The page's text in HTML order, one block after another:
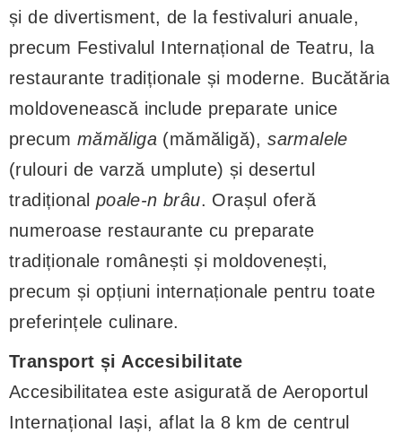
și de divertisment, de la festivaluri anuale,
precum Festivalul Internațional de Teatru, la
restaurante tradiționale și moderne. Bucătăria
moldovenească include preparate unice
precum mămăliga (mămăligă),sarmalele
(rulouri de varză umplute) și desertul
tradițional poale-n brâu. Orașul oferă
numeroase restaurante cu preparate
tradiționale românești și moldovenești,
precum și opțiuni internaționale pentru toate
preferințele culinare.
Transport și Accesibilitate
Accesibilitatea este asigurată de Aeroportul
Internațional Iași, aflat la 8 km de centrul